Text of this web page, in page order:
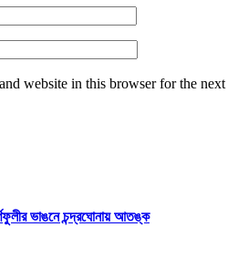
website in this browser for the next
ভাঙনে চন্দ্রঘোনায় আতঙ্ক